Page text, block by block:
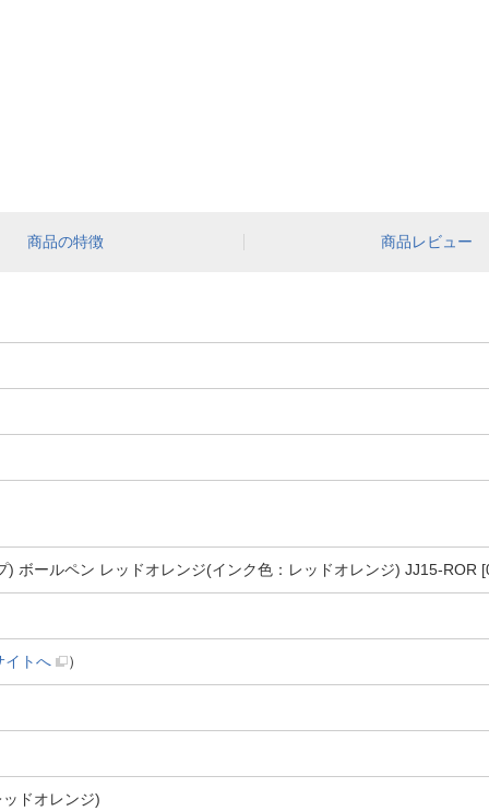
商品の特徴 商品レビュー
) ボールペン レッドオレンジ(インク色：レッドオレンジ) JJ15-ROR
イトへ ）
ドオレンジ)